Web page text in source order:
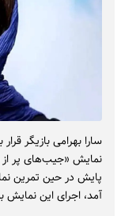
نمایش «جیب‌های پر از
پایش در حین تمرین
آمد، اجرای این نمایش